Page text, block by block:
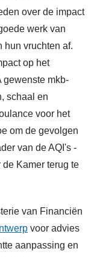
over de impact
werk van
hun vruchten af.
op het
gewenste mkb-
schaal en
voor het
om de gevolgen
van de AQI's -
Kamer terug te
van Financiën
voor advies
aanpassing en